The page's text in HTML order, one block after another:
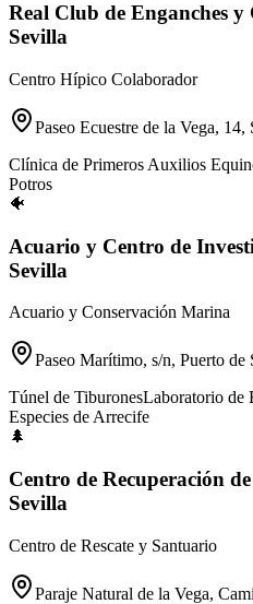
Real Club de Enganches y
Sevilla
Centro Hípico Colaborador
Paseo Ecuestre de la Vega, 14,
Clínica de Primeros Auxilios
Potros
🐠
Acuario y Centro de
Sevilla
Acuario y Conservación Marina
Paseo Marítimo, s/n, Puerto de
Túnel de TiburonesLaboratorio de
Especies de Arrecife
🌲
Centro de Recuperación
Sevilla
Centro de Rescate y Santuario
Paraje Natural de la Vega,